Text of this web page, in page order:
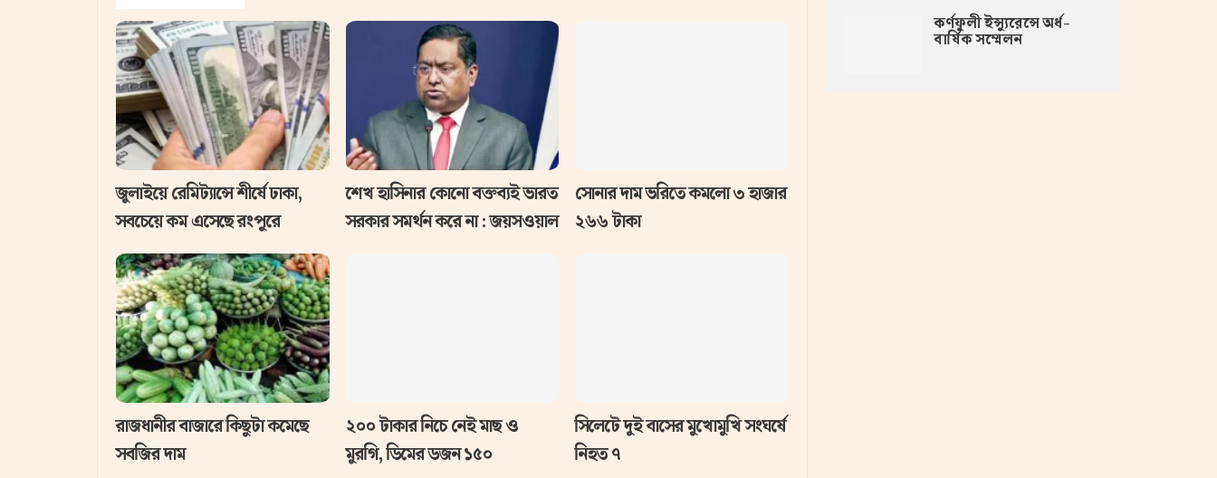
জুলাইয়ে রেমিট্যান্সে শীর্ষে ঢাকা,
সবচেয়ে কম এসেছে রংপুরে
‌শেখ হাসিনার কোনো বক্তব্যই ভারত
সরকার সমর্থন করে না : জয়সওয়াল
সোনার দাম ভরিতে কমলো ৩ হাজার
২৬৬ টাকা
রাজধানীর বাজারে কিছুটা কমেছে
সবজির দাম
২০০ টাকার নিচে নেই মাছ ও
মুরগি, ডিমের ডজন ১৫০
সিলেটে দুই বাসের মুখোমুখি সংঘর্ষে
নিহত ৭
কর্ণফুলী ইন্স্যুরেন্সে অর্ধ-
বার্ষিক সম্মেলন